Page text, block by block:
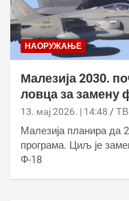
НАОРУЖАЊЕ
Малезија 2030.
ловца за замену
13. мај 2026. | 14:48
Малезија планира да
програма. Циљ је
Ф-18